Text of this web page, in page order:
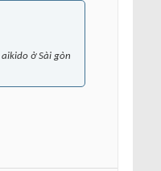
ở Sài gòn